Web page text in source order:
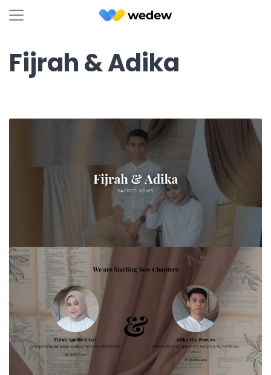
Fijrah & Adika